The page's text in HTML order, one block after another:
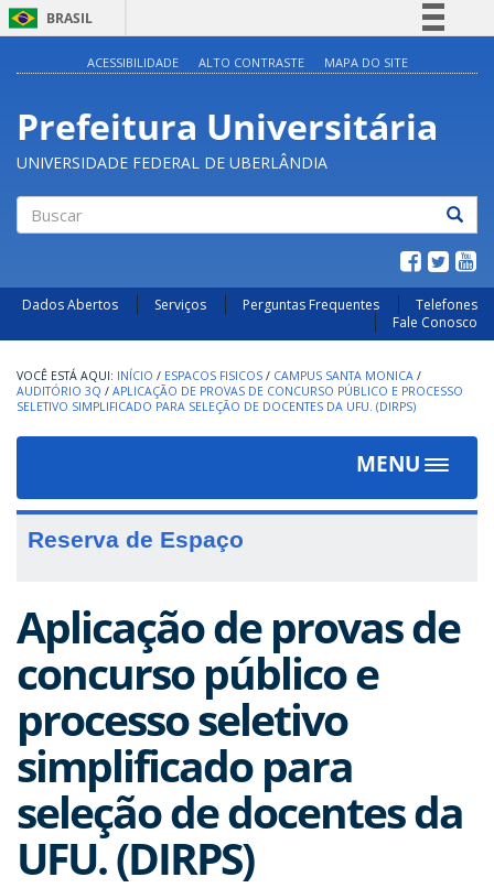
BRASIL
Participe
Acesso à informação
ACESSIBILIDADE ALTO CONTRASTE MAPA DO SITE
Prefeitura Universitária
UNIVERSIDADE FEDERAL DE UBERLÂNDIA
Dados Abertos Serviços Perguntas Frequentes
Telefones
Fale Conosco
INÍCIO / ESPACOS FISICOS / CAMPUS SANTA MONICA /
AUDITÓRIO 3Q / APLICAÇÃO DE PROVAS DE CONCURSO PÚBLICO E PROCESSO
SELETIVO SIMPLIFICADO PARA SELEÇÃO DE DOCENTES DA UFU. (DIRPS)
MENU
Toggle
Reserva de Espaço
Aplicação de provas de
concurso público e
processo seletivo
simplificado para
seleção de docentes da
UFU. (DIRPS)